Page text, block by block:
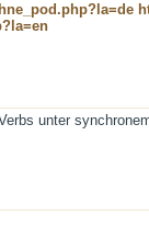
unter